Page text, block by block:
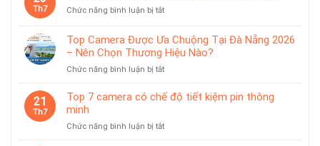
dùng
chống
nước
IP65
Th7 Chức năng bình luận bị tắtở
5
camera
pin
phù
giám
thời
Top Camera Được Ưa Chuộng Tại Đà Nẵng 2026
– Nên Chọn Thương Hiệu Nào?
Chức năng bình luận bị tắtở
Camera
Được
Chuộng
21
Th7
Top 7 camera có chế độ tiết kiệm pin thông
minh
Chức năng bình luận bị tắtở